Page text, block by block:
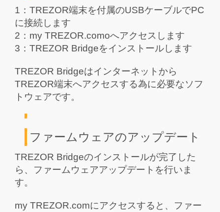
1：TREZOR端末を付属のUSBケーブルでPC
に接続します
2：my TREZOR.comoへアクセスします
3：TREZOR Bridgeをインストールします
TREZOR Bridgeはインターネットから
TREZOR端末へアクセスする為に必要なソフ
トウェアです。
ファームウェアのアップデート
TREZOR Bridgeのインストールが完了した
ら、ファームウェアアップデートを行いま
す。
my TREZOR.comにアクセスすると、ファー